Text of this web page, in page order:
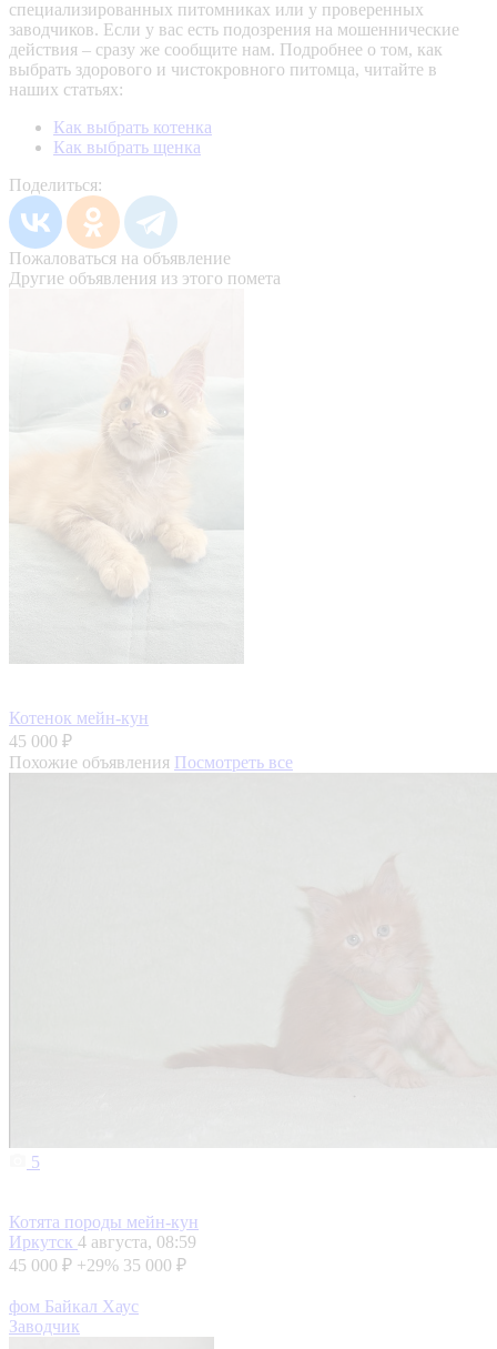
специализированных питомниках или у проверенных
заводчиков. Если у вас есть подозрения на мошеннические
действия – сразу же сообщите нам. Подробнее о том, как
выбрать здорового и чистокровного питомца, читайте в
наших статьях:
Как выбрать котенка
Как выбрать щенка
Поделиться:
Пожаловаться на объявление
Другие объявления из этого помета
Котенок мейн-кун
45 000 ₽
Похожие объявления Посмотреть все
5
Котята породы мейн-кун
Иркутск 4 августа, 08:59
45 000 ₽ +29% 35 000 ₽
фом Байкал Хаус
Заводчик